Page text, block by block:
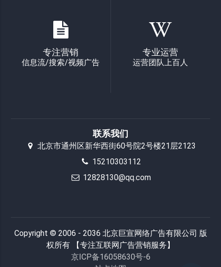
专注营销
信息流/搜索/视频广告
专业运营
运营团队上百人
联系我们
北京市通州区新华西街60号院2号楼21层2123
15210303112
12828130@qq.com
Copyright © 2006 - 2036 北京巨宣网络广告有限公司 版
权所有 【专注互联网广告营销服务】
京ICP备16058630号-6